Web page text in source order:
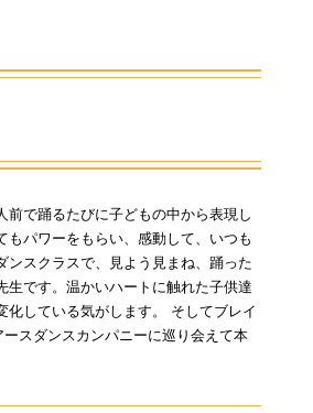
で踊るたびに子どもの中から表現し
パワーをもらい、感動して、いつも
スクラスで、見よう見まね、踊った
です。温かいハートに触れた子供達
している気がします。 そしてブレイ
スダンスカンパニーに巡り会えて本